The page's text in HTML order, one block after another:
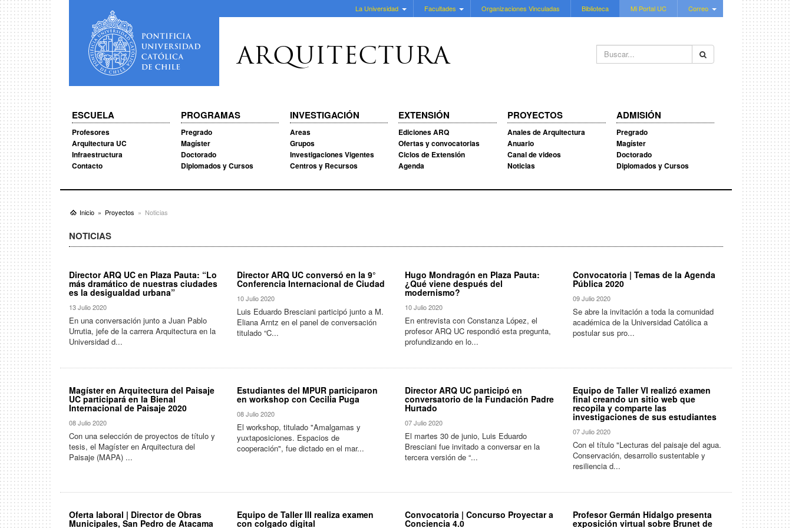
La Universidad Facultades Organizaciones Vinculadas Biblioteca Mi Portal UC Correo
Buscar...
ARQUITECTURA
ESCUELA
Profesores
Arquitectura UC
Infraestructura
Contacto
PROGRAMAS
Pregrado
Magíster
Doctorado
Diplomados y Cursos
INVESTIGACIÓN
Areas
Grupos
Investigaciones Vigentes
Centros y Recursos
EXTENSIÓN
Ediciones ARQ
Ofertas y convocatorias
Ciclos de Extensión
Agenda
PROYECTOS
Anales de Arquitectura
Anuario
Canal de videos
Noticias
ADMISIÓN
Pregrado
Magíster
Doctorado
Diplomados y Cursos
Inicio Proyectos Noticias
NOTICIAS
Director ARQ UC en Plaza Pauta: “Lo
más dramático de nuestras ciudades
es la desigualdad urbana”
13 Julio 2020
En una conversación junto a Juan Pablo
Urrutia, jefe de la carrera Arquitectura en la
Universidad d...
Director ARQ UC conversó en la 9°
Conferencia Internacional de Ciudad
10 Julio 2020
Luis Eduardo Bresciani participó junto a M.
Eliana Arntz en el panel de conversación
titulado “C...
Hugo Mondragón en Plaza Pauta:
¿Qué viene después del
modernismo?
10 Julio 2020
En entrevista con Constanza López, el
profesor ARQ UC respondió esta pregunta,
profundizando en lo...
Convocatoria | Temas de la Agenda
Pública 2020
09 Julio 2020
Se abre la invitación a toda la comunidad
académica de la Universidad Católica a
postular sus pro...
Magíster en Arquitectura del Paisaje
UC participará en la Bienal
Internacional de Paisaje 2020
08 Julio 2020
Con una selección de proyectos de título y
tesis, el Magíster en Arquitectura del
Paisaje (MAPA) ...
Estudiantes del MPUR participaron
en workshop con Cecilia Puga
08 Julio 2020
El workshop, titulado "Amalgamas y
yuxtaposiciones. Espacios de
cooperación", fue dictado en el mar...
Director ARQ UC participó en
conversatorio de la Fundación Padre
Hurtado
07 Julio 2020
El martes 30 de junio, Luis Eduardo
Bresciani fue invitado a conversar en la
tercera versión de “...
Equipo de Taller VI realizó examen
final creando un sitio web que
recopila y comparte las
investigaciones de sus estudiantes
07 Julio 2020
Con el título "Lecturas del paisaje del agua.
Conservación, desarrollo sustentable y
resiliencia d...
Oferta laboral | Director de Obras
Municipales, San Pedro de Atacama
Equipo de Taller III realiza examen
con colgado digital
Convocatoria | Concurso Proyectar a
Conciencia 4.0
Profesor Germán Hidalgo presenta
exposición virtual sobre Brunet de